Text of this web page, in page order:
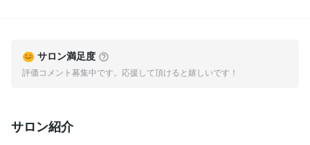
サロン満足度
評価コメント募集中です。応援して頂けると嬉しいです！
サロン紹介